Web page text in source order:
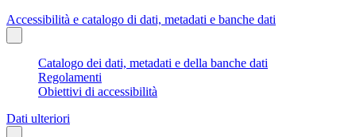
Accessibilità e catalogo di dati, metadati e banche dati
Catalogo dei dati, metadati e della banche dati
Regolamenti
Obiettivi di accessibilità
Dati ulteriori